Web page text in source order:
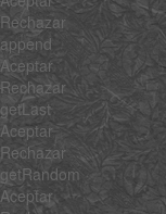
Rechazar
append
Aceptar
Rechazar
getLast
Aceptar
Rechazar
getRandom
Aceptar